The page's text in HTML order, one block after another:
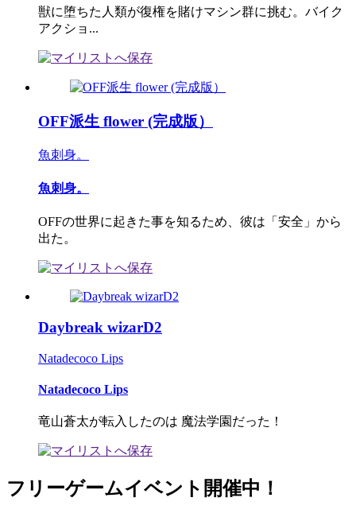
獣に堕ちた人類が復権を賭けマシン群に挑む。バイク
アクショ...
OFF派生 flower (完成版）
魚刺身。
魚刺身。
OFFの世界に起きた事を知るため、彼は「安全」から
出た。
Daybreak wizarD2
Natadecoco Lips
Natadecoco Lips
竜山蒼太が転入したのは 魔法学園だった！
フリーゲームイベント開催中！